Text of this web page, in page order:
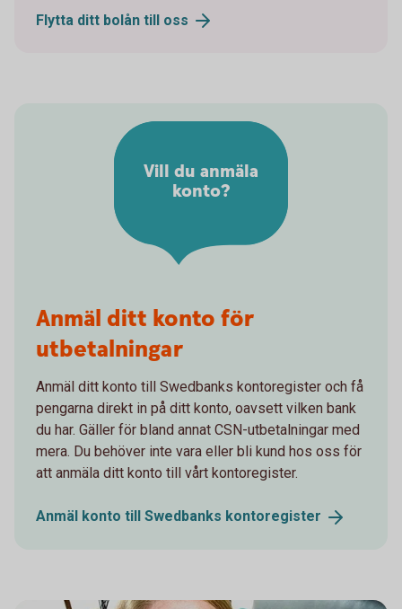
Flytta ditt bolån till oss
Vill du anmäla
konto?
Anmäl ditt konto för
utbetalningar
Anmäl ditt konto till Swedbanks kontoregister och få
pengarna direkt in på ditt konto, oavsett vilken bank
du har. Gäller för bland annat CSN-utbetalningar med
mera. Du behöver inte vara eller bli kund hos oss för
att anmäla ditt konto till vårt kontoregister.
Anmäl konto till Swedbanks kontoregister